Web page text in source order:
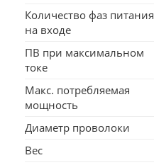
Количество фаз питания
на входе
ПВ при максимальном
токе
Макс. потребляемая
мощность
Диаметр проволоки
Вес